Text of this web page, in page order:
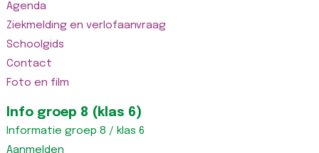
Agenda
Ziekmelding en verlofaanvraag
Schoolgids
Contact
Foto en film
Info groep 8 (klas 6)
Informatie groep 8 / klas 6
Aanmelden